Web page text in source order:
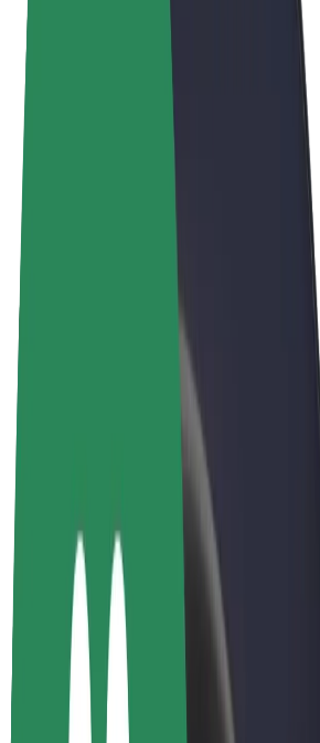
E-kolesa
Bolt Plus
Zasluži z Bolt
Vozniki
Zaslužki za voznike
Dostavljavci